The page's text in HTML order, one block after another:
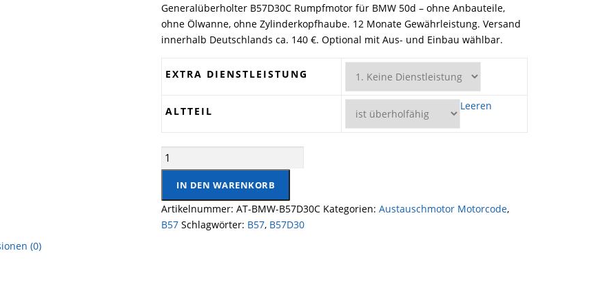
Generalüberholter B57D30C Rumpfmotor für BMW 50d – ohne Anbauteile,
ohne Ölwanne, ohne Zylinderkopfhaube. 12 Monate Gewährleistung. Versand
innerhalb Deutschlands ca. 140 €. Optional mit Aus- und Einbau wählbar.
EXTRA DIENSTLEISTUNG
ALTTEIL Leeren
BMW Motor B57 D30 C generalüberholten Austauschmotor ohne Anbauteile
kaufen Menge
IN DEN WARENKORB
Artikelnummer:AT-BMW-B57D30C Kategorien:Austauschmotor Motorcode,
B57 Schlagwörter: B57, B57D30
(0)